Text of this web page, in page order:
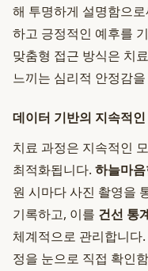
해 투명하게 설명함으
하고 긍정적인 예후를
맞춤형 접근 방식은 치
느끼는 심리적 안정감
데이터 기반의 지속적
치료 과정은 지속적인
최적화됩니다. 하늘마
원 시마다 사진 촬영을
기록하고, 이를 건선 통
체계적으로 관리합니다
정을 눈으로 직접 확인